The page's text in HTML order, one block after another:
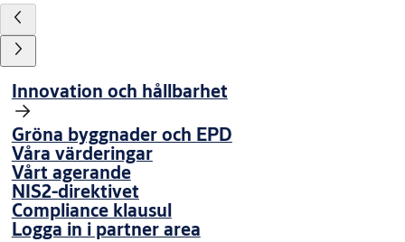
Innovation och hållbarhet
Gröna byggnader och EPD
Våra värderingar
Vårt agerande
NIS2-direktivet
Compliance klausul
Logga in i partner area